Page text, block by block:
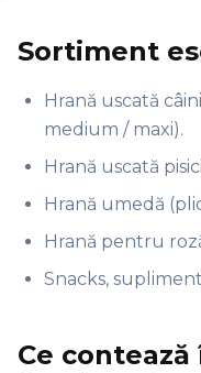
Sortiment
Hrană uscată
medium / maxi).
Hrană uscată
Hrană umedă
Hrană pentru
Snacks,
Ce